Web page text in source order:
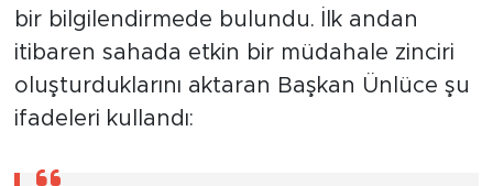
bir bilgilendirmede bulundu. İlk andan
itibaren sahada etkin bir müdahale zinciri
oluşturduklarını aktaran Başkan Ünlüce şu
ifadeleri kullandı: